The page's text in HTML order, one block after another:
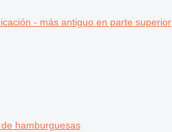
- más antiguo en parte superior
hamburguesas